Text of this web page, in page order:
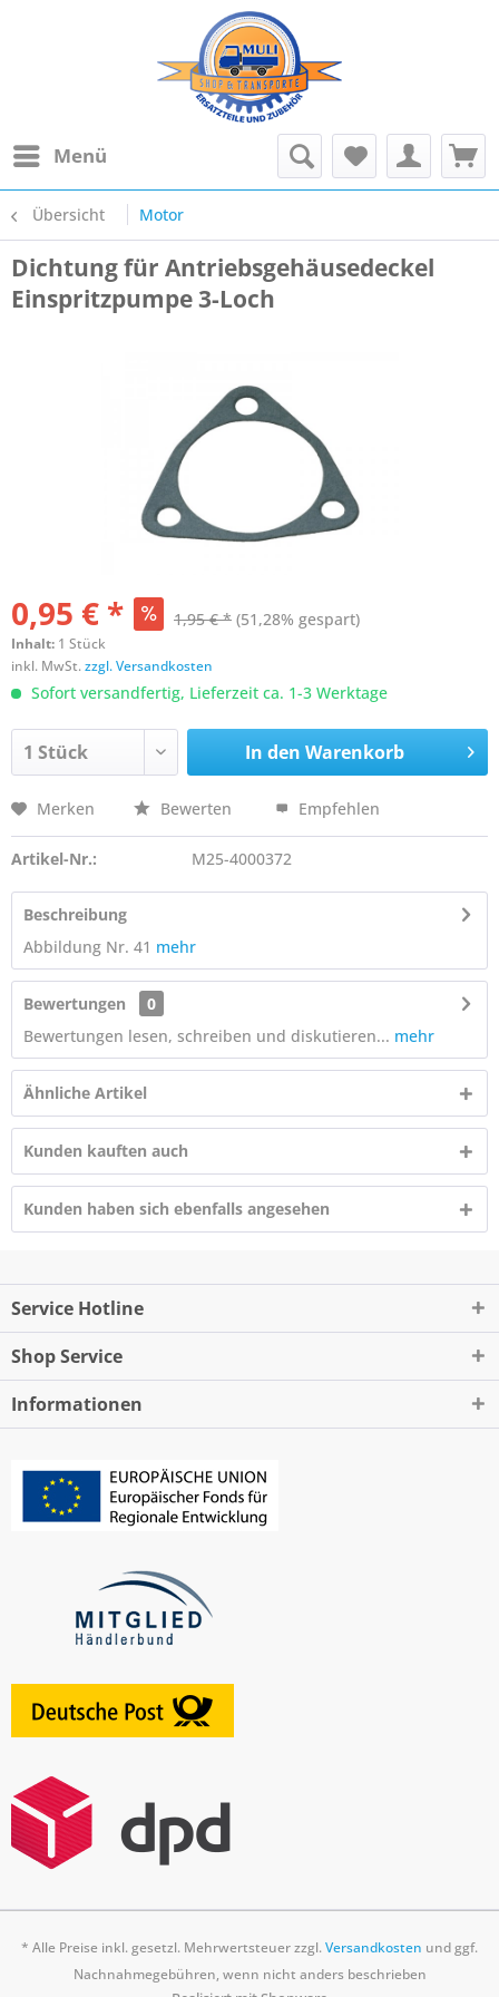
Menü
Übersicht Motor
Dichtung für Antriebsgehäusedeckel
Einspritzpumpe 3-Loch
0,95 € * 1,95 € * (51,28% gespart)
Inhalt: 1 Stück
inkl. MwSt.zzgl. Versandkosten
Sofort versandfertig, Lieferzeit ca. 1-3 Werktage
In den Warenkorb
Merken Bewerten Empfehlen
Artikel-Nr.: M25-4000372
Beschreibung
Abbildung Nr. 41 mehr
Bewertungen
0
Bewertungen lesen, schreiben und diskutieren... mehr
Ähnliche Artikel
Kunden kauften auch
Kunden haben sich ebenfalls angesehen
Service Hotline
Shop Service
Informationen
* Alle Preise inkl. gesetzl. Mehrwertsteuer zzgl.Versandkosten und ggf.
Nachnahmegebühren, wenn nicht anders beschrieben